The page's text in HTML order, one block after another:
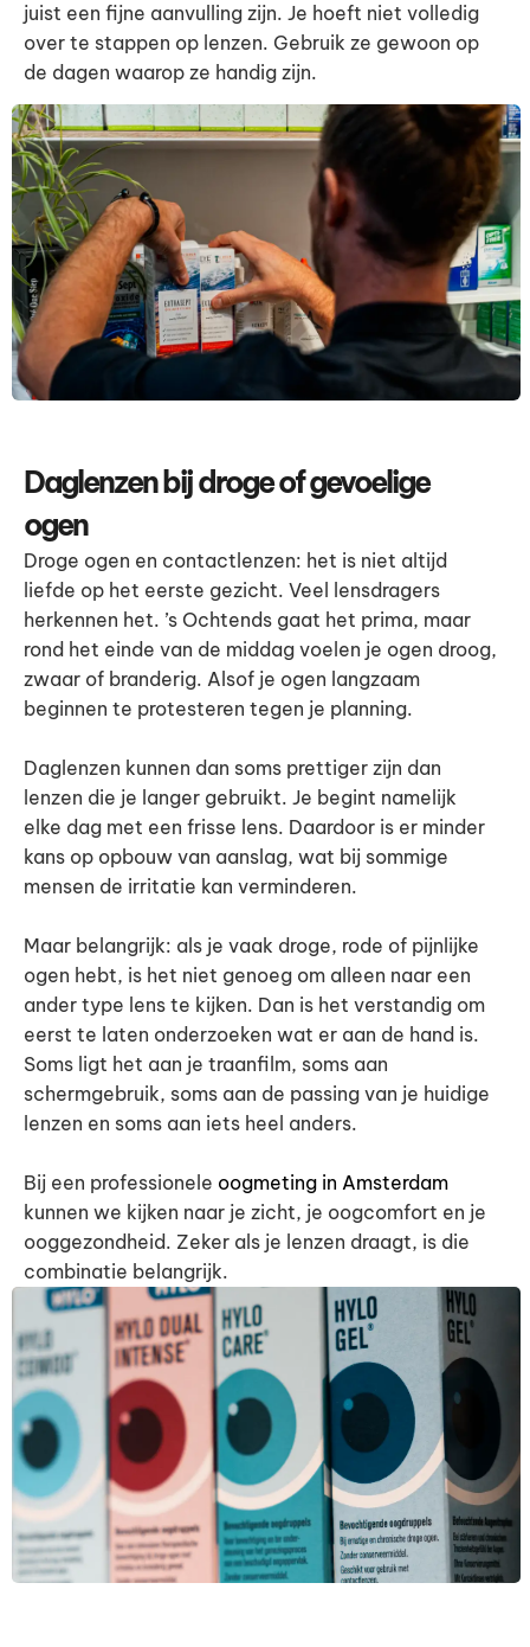
juist een fijne aanvulling zijn. Je hoeft niet volledig
over te stappen op lenzen. Gebruik ze gewoon op
de dagen waarop ze handig zijn.
Daglenzen bij droge of gevoelige
ogen
Droge ogen en contactlenzen: het is niet altijd
liefde op het eerste gezicht. Veel lensdragers
herkennen het. ’s Ochtends gaat het prima, maar
rond het einde van de middag voelen je ogen droog,
zwaar of branderig. Alsof je ogen langzaam
beginnen te protesteren tegen je planning.
Daglenzen kunnen dan soms prettiger zijn dan
lenzen die je langer gebruikt. Je begint namelijk
elke dag met een frisse lens. Daardoor is er minder
kans op opbouw van aanslag, wat bij sommige
mensen de irritatie kan verminderen.
Maar belangrijk: als je vaak droge, rode of pijnlijke
ogen hebt, is het niet genoeg om alleen naar een
ander type lens te kijken. Dan is het verstandig om
eerst te laten onderzoeken wat er aan de hand is.
Soms ligt het aan je traanfilm, soms aan
schermgebruik, soms aan de passing van je huidige
lenzen en soms aan iets heel anders.
Bij een professionele oogmeting in Amsterdam
kunnen we kijken naar je zicht, je oogcomfort en je
ooggezondheid. Zeker als je lenzen draagt, is die
combinatie belangrijk.